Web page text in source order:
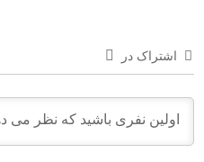
اشتراک در